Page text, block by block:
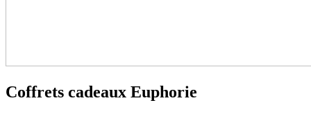
Coffrets cadeaux Euphorie